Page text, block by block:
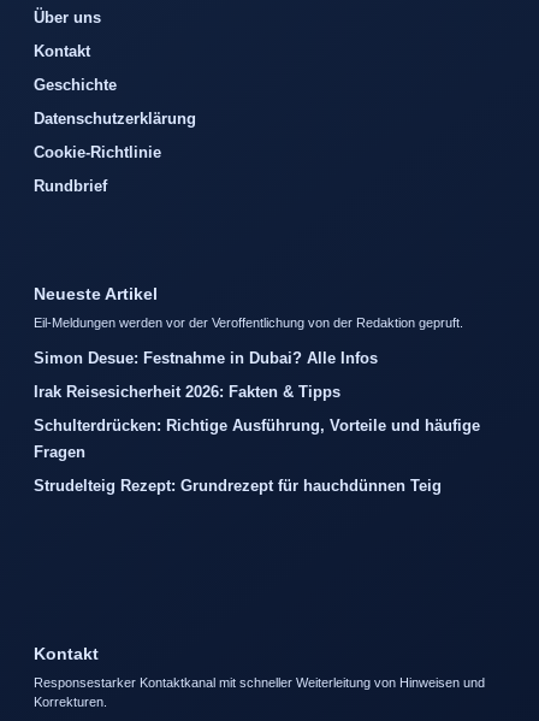
Über uns
Kontakt
Geschichte
Datenschutzerklärung
Cookie-Richtlinie
Rundbrief
Neueste Artikel
Eil-Meldungen werden vor der Veroffentlichung von der Redaktion gepruft.
Simon Desue: Festnahme in Dubai? Alle Infos
Irak Reisesicherheit 2026: Fakten & Tipps
Schulterdrücken: Richtige Ausführung, Vorteile und häufige
Fragen
Strudelteig Rezept: Grundrezept für hauchdünnen Teig
Kontakt
Responsestarker Kontaktkanal mit schneller Weiterleitung von Hinweisen und
Korrekturen.